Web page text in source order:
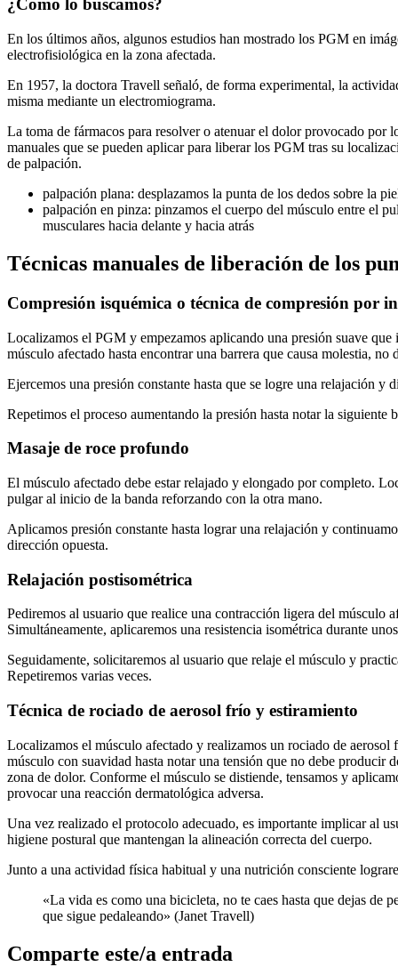
¿Cómo lo buscamos?
En los últimos años, algunos estudios han mostrado los PGM en
electrofisiológica en la zona afectada.
En 1957, la doctora Travell señaló, de forma experimental, la
misma mediante un electromiograma.
La toma de fármacos para resolver o atenuar el dolor provocado por
manuales que se pueden aplicar para liberar los PGM tras su
de palpación.
palpación plana: desplazamos la punta de los dedos sobre la
palpación en pinza: pinzamos el cuerpo del músculo entre el
musculares hacia delante y hacia atrás
Técnicas manuales de liberación de los
Compresión isquémica o técnica de compresión por
Localizamos el PGM y empezamos aplicando una presión suave
músculo afectado hasta encontrar una barrera que causa molestia, no
Ejercemos una presión constante hasta que se logre una relajación y
Repetimos el proceso aumentando la presión hasta notar la siguiente
Masaje de roce profundo
El músculo afectado debe estar relajado y elongado por completo.
pulgar al inicio de la banda reforzando con la otra mano.
Aplicamos presión constante hasta lograr una relajación y
dirección opuesta.
Relajación postisométrica
Pediremos al usuario que realice una contracción ligera del músculo
Simultáneamente, aplicaremos una resistencia isométrica durante
Seguidamente, solicitaremos al usuario que relaje el músculo y
Repetiremos varias veces.
Técnica de rociado de aerosol frío y estiramiento
Localizamos el músculo afectado y realizamos un rociado de
músculo con suavidad hasta notar una tensión que no debe producir
zona de dolor. Conforme el músculo se distiende, tensamos y
provocar una reacción dermatológica adversa.
Una vez realizado el protocolo adecuado, es importante implicar al
higiene postural que mantengan la alineación correcta del cuerpo.
Junto a una actividad física habitual y una nutrición consciente
«La vida es como una bicicleta, no te caes hasta que dejas de
que sigue pedaleando» (Janet Travell)
Comparte este/a entrada